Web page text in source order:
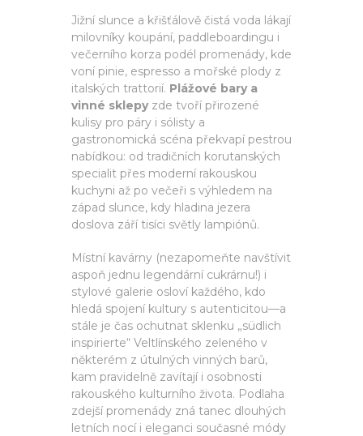
Jižní slunce a křišťálově čistá voda lákají
milovníky koupání, paddleboardingu i
večerního korza podél promenády, kde
voní pinie, espresso a mořské plody z
italských trattorií. Plážové bary a
vinné sklepyzde tvoří přirozené
kulisy pro páry i sólisty a
gastronomická scéna překvapí pestrou
nabídkou: od tradičních korutanských
specialit přes moderní rakouskou
kuchyni až po večeři s výhledem na
západ slunce, kdy hladina jezera
doslova září tisíci světly lampiónů.
Místní kavárny (nezapomeňte navštívit
aspoň jednu legendární cukrárnu!) i
stylové galerie osloví každého, kdo
hledá spojení kultury s autenticitou—a
stále je čas ochutnat sklenku „südlich
inspirierte“ Veltlínského zeleného v
některém z útulných vinných barů,
kam pravidelně zavítají i osobnosti
rakouského kulturního života. Podlaha
zdejší promenády zná tanec dlouhých
letních nocí i eleganci současné módy